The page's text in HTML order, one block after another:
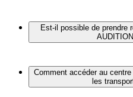
QUIMPER
Est-il possible de prendre
VOTRE AUDITION -
complet et gratuit en
https://www.doctolib.fr/
Comment accéder au
les